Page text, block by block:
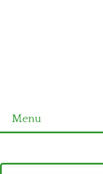
Menu
Ultimi schemi